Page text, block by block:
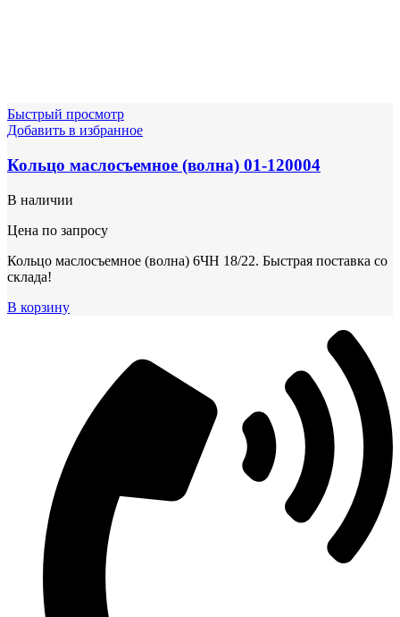
Быстрый просмотр
Добавить в избранное
Кольцо маслосъемное (волна) 01-120004
В наличии
Цена по запросу
Кольцо маслосъемное (волна) 6ЧН 18/22. Быстрая поставка со
склада!
В корзину